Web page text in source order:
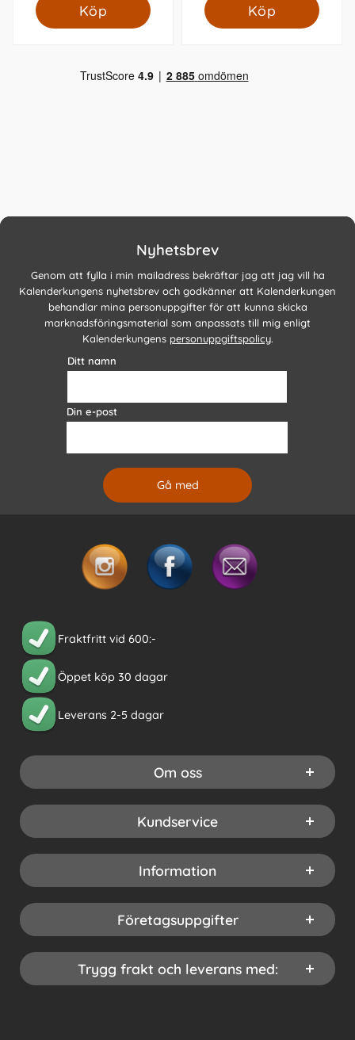
Köp Köp
Nyhetsbrev
Genom att fylla i min mailadress bekräftar jag att jag vill ha
Kalenderkungens nyhetsbrev och godkänner att Kalenderkungen
behandlar mina personuppgifter för att kunna skicka
marknadsföringsmaterial som anpassats till mig enligt
Kalenderkungens personuppgiftspolicy.
Ditt namn
Din e-post
Fraktfritt vid 600:-
Öppet köp 30 dagar
Leverans 2-5 dagar
Om oss
Kundservice
Information
Företagsuppgifter
Trygg frakt och leverans med: